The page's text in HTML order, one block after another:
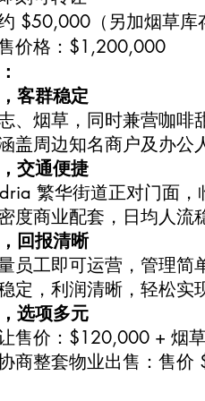
$50,000（另加烟草库
价格：$1,200,000
客群稳定
、烟草，同时兼营咖啡
盖周边知名商户及办公
交通便捷
繁华街道正对门面
度商业配套，日均人流
回报清晰
员工即可运营，管理简
定，利润清晰，轻松实
选项多元
售价：$120,000 + 烟
商整套物业出售：售